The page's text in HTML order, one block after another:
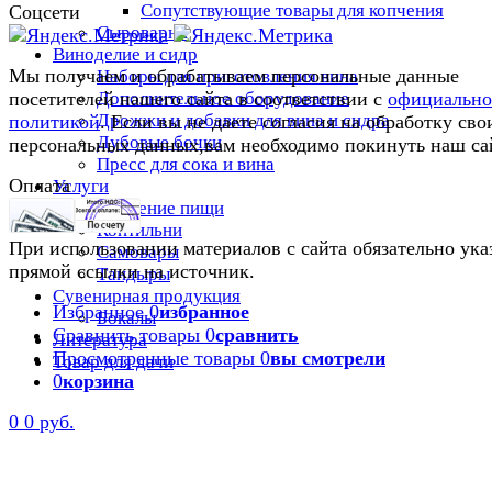
Сопутствующие товары для копчения
Сыроварни
Виноделие и сидр
Наборы для приготовления вина
Дополнительное оборудование
Дрожжи и добавки для вина и сидра
Дубовые бочки
Пресс для сока и вина
Услуги
Приготовление пищи
Коптильни
Самовары
Тандыры
Сувенирная продукция
Бокалы
Литература
Товар для дачи
Соцсети
Мы получаем и обрабатываем персональные данные
посетителей нашего сайта в соответствии с
политикой. Если вы не даете согласия на обработку
персональных данных,вам необходимо покинуть наш
Оплата
При использовании материалов с сайта обязательно
прямой ссылки на источник.
Избранное 0избранное
Сравнить товары 0сравнить
Просмотренные товары 0вы смотрели
0корзина
0 0 руб.